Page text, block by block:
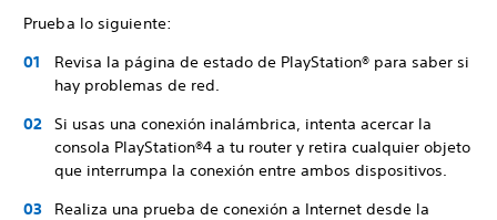
Prueba lo siguiente:
Revisa la página de estado de PlayStation® para saber si
hay problemas de red.
Si usas una conexión inalámbrica, intenta acercar la
consola PlayStation®4 a tu router y retira cualquier objeto
que interrumpa la conexión entre ambos dispositivos.
Realiza una prueba de conexión a Internet desde la